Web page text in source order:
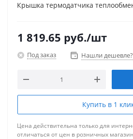
Крышка термодатчика
1 819.65 руб./шт
Под заказ Нашли дешевле?
Купить в 1
Цена действительна только для
отличаться от цен в розничных